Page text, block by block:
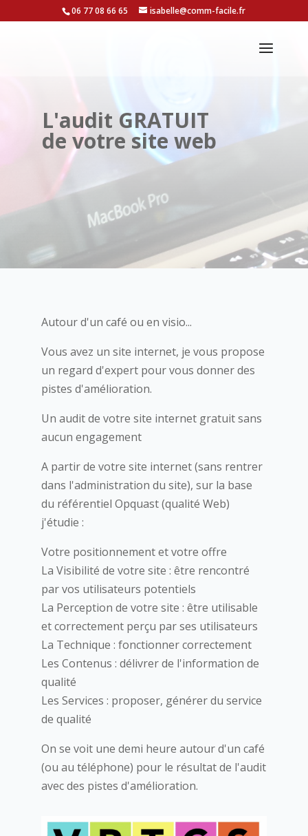
06 77 08 66 65 isabelle@comm-facile.fr
L'audit GRATUIT
de votre site web
Autour d'un café ou en visio...
Vous avez un site internet, je vous propose
un regard d'expert pour vous donner des
pistes d'amélioration.
Un audit de votre site internet gratuit sans
aucun engagement
A partir de votre site internet (sans rentrer
dans l'administration du site), sur la base
du référentiel Opquast (qualité Web)
j'étudie :
Votre positionnement et votre offre
La Visibilité de votre site : être rencontré
par vos utilisateurs potentiels
La Perception de votre site : être utilisable
et correctement perçu par ses utilisateurs
La Technique : fonctionner correctement
Les Contenus : délivrer de l'information de
qualité
Les Services : proposer, générer du service
de qualité
On se voit une demi heure autour d'un café
(ou au téléphone) pour le résultat de l'audit
avec des pistes d'amélioration.